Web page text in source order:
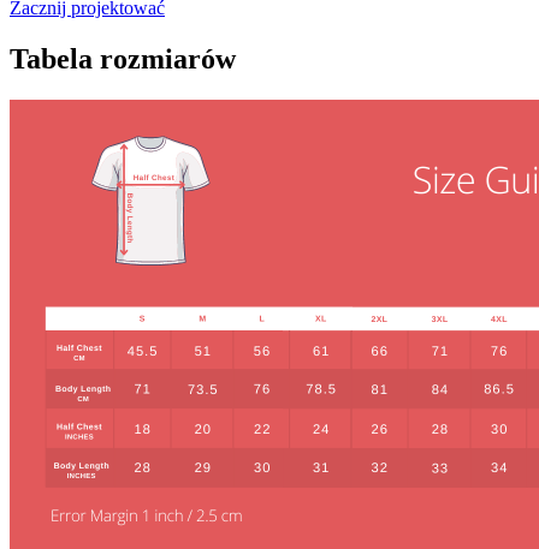
Zacznij projektować
Tabela rozmiarów